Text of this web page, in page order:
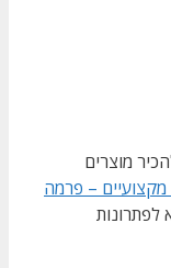
מוצרים
– פרמה
לפתרונות